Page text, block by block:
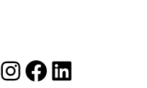
Instagram
Facebook
LinkedIn